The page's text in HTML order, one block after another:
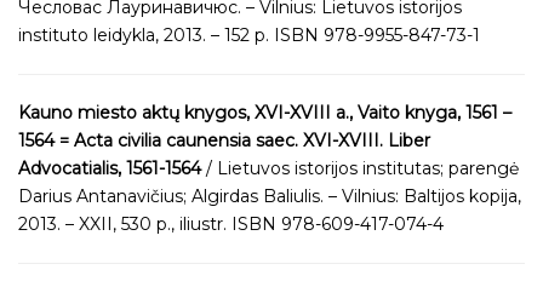
Чесловас Лауринавичюс. – Vilnius: Lietuvos istorijos
instituto leidykla, 2013. – 152 p. ISBN 978-9955-847-73-1
Kauno miesto aktų knygos, XVI-XVIII a., Vaito knyga, 1561 –
1564 = Acta civilia caunensia saec. XVI-XVIII. Liber
Advocatialis, 1561-1564/ Lietuvos istorijos institutas; parengė
Darius Antanavičius; Algirdas Baliulis. – Vilnius: Baltijos kopija,
2013. – XXII, 530 p., iliustr. ISBN 978-609-417-074-4